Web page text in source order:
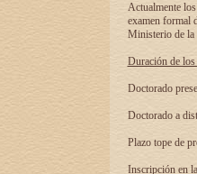
Actualmente
examen formal
Ministerio de la
Duración de
Doctorado
Doctorado a
Plazo tope de
Inscripción en